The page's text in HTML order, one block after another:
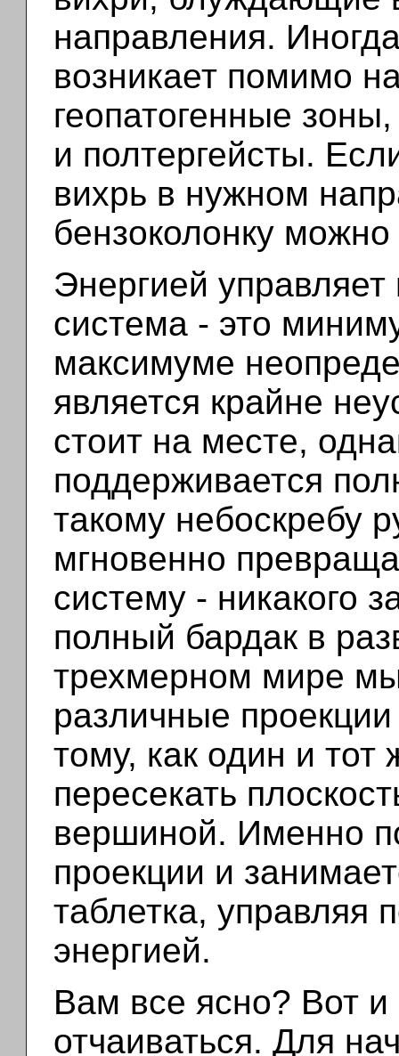
направления.
возникает помимо
геопатогенные
и полтергейсты.
вихрь в нужном
бензоколонку можно
Энергией
система - это
максимуме
является крайне
стоит на месте,
поддерживается
такому небоскребу
мгновенно
систему - никакого
полный бардак в
трехмерном мире
различные
тому, как один и
пересекать
вершиной. Именно
проекции и
таблетка, управляя
энергией.
Вам все ясно? Вот
отчаиваться. Для